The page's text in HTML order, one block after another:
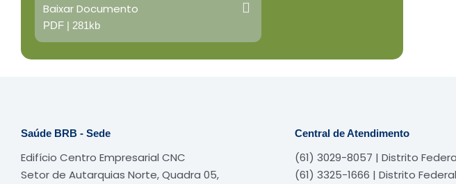
Baixar Documento
PDF | 281kb
Saúde BRB - Sede
Edifício Centro Empresarial CNC
Setor de Autarquias Norte, Quadra 05,
Central de Atendimento
(61) 3029-8057 | Distrito
(61) 3325-1666 | Distrito Federal